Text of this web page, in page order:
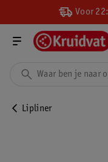
Voor
Lipliner